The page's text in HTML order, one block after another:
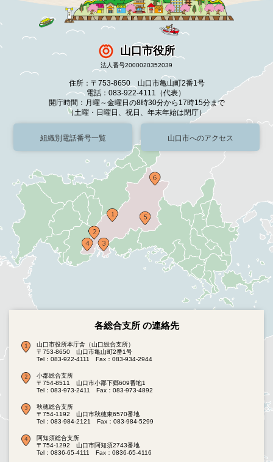
山口市役所
法人番号2000020352039
住所：〒753-8650 山口市亀山町2番1号
電話：083-922-4111（代表）
開庁時間：月曜～金曜日の8時30分から17時15分まで
（土曜・日曜日、祝日、年末年始は閉庁）
組織別電話番号一覧 山口市へのアクセス
各総合支所 の連絡先
山口市役所本庁舎（山口総合支所）
〒753-8650 山口市亀山町2番1号
Tel：083-922-4111
Fax：083-934-2944
小郡総合支所
〒754-8511 山口市小郡下郷609番地1
Tel：083-973-2411
Fax：083-973-4892
秋穂総合支所
〒754-1192 山口市秋穂東6570番地
Tel：083-984-2121
Fax：083-984-5299
阿知須総合支所
〒754-1292 山口市阿知須2743番地
Tel：0836-65-4111
Fax：0836-65-4116